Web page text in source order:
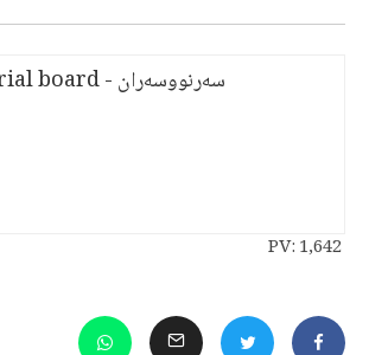
سەرنووسەران - Editorial board
PV:1,642